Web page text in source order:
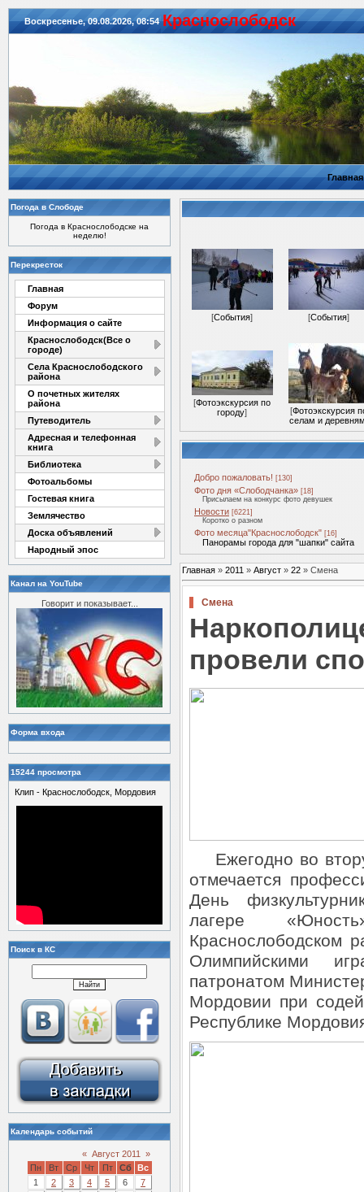
Воскресенье, 09.08.2026, 08:54 Красноcлободск
Главная
Погода в Слободе
Погода в Краснослободске на
неделю!
Перекресток
Главная
Форум
Информация о сайте
Краснослободск(Все о
городе)
Села Краснослободского
района
О почетных жителях
района
Путеводитель
Адресная и телефонная
книга
Библиотека
Фотоальбомы
Гостевая книга
Землячество
Доска объявлений
Народный эпос
Канал на YouTube
Говорит и показывает...
Форма входа
15244 просмотра
Клип - Краснослободск, Мордовия
Поиск в КС
Календарь событий
« Август 2011
»
Пн
Вт Ср Чт Пт Сб
Вс
1
2 3 4 5 6
7
[События] [События]
[Фотоэкскурсия по
городу] [Фотоэкскурсия
селам и
Добро пожаловать! [130]
Фото дня «Слободчанка» [18]
Присылаем на конкурс фото девушек
Новости [6221]
Коротко о разном
Фото месяца"Краснослободск" [16]
Панорамы города для "шапки" сайта
Главная » 2011 » Август » 22 » Смена
Смена
провели
Ежегодно во
отмечается
День
лагере
Краснослободском
Олимпийскими
патронатом
Мордовии при
Республике